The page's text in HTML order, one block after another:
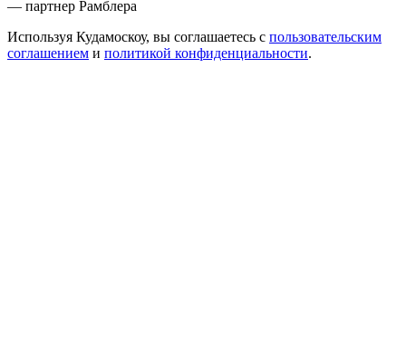
— партнер Рамблера
Используя Кудамоскоу, вы соглашаетесь с пользовательским
соглашением и политикой конфиденциальности.